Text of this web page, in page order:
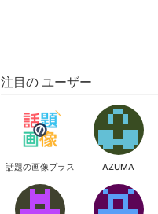
注目の ユーザー
話題の画像プラス AZUMA